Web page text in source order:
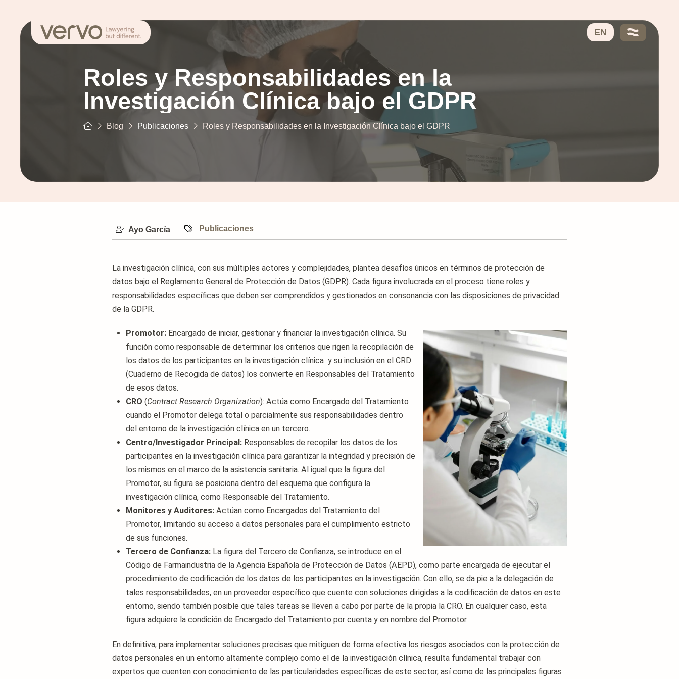
EN
Ayo García
Colaboradores
Servicios
Contacto
Roles y Responsabilidades en la
Investigación Clínica bajo el GDPR
Blog Publicaciones Roles y Responsabilidades en la Investigación Clínica bajo el GDPR
Ayo García Publicaciones
La investigación clínica, con sus múltiples actores y complejidades, plantea desafíos únicos en términos de protección de
datos bajo el Reglamento General de Protección de Datos (GDPR). Cada figura involucrada en el proceso tiene roles y
responsabilidades específicas que deben ser comprendidos y gestionados en consonancia con las disposiciones de privacidad
de la GDPR.
Promotor: Encargado de iniciar, gestionar y financiar la investigación clínica. Su
función como responsable de determinar los criterios que rigen la recopilación de
los datos de los participantes en la investigación clínica y su inclusión en el CRD
(Cuaderno de Recogida de datos) los convierte en Responsables del Tratamiento
de esos datos.
CRO (Contract Research Organization): Actúa como Encargado del Tratamiento
cuando el Promotor delega total o parcialmente sus responsabilidades dentro
del entorno de la investigación clínica en un tercero.
Centro/Investigador Principal:Responsables de recopilar los datos de los
participantes en la investigación clínica para garantizar la integridad y precisión de
los mismos en el marco de la asistencia sanitaria. Al igual que la figura del
Promotor, su figura se posiciona dentro del esquema que configura la
investigación clínica, como Responsable del Tratamiento.
Monitores y Auditores: Actúan como Encargados del Tratamiento del
Promotor, limitando su acceso a datos personales para el cumplimiento estricto
de sus funciones.
Tercero de Confianza:La figura del Tercero de Confianza, se introduce en el
Código de Farmaindustria de la Agencia Española de Protección de Datos (AEPD), como parte encargada de ejecutar el
procedimiento de codificación de los datos de los participantes en la investigación. Con ello, se da pie a la delegación de
tales responsabilidades, en un proveedor específico que cuente con soluciones dirigidas a la codificación de datos en este
entorno, siendo también posible que tales tareas se lleven a cabo por parte de la propia la CRO. En cualquier caso, esta
figura adquiere la condición de Encargado del Tratamiento por cuenta y en nombre del Promotor.
En definitiva, para implementar soluciones precisas que mitiguen de forma efectiva los riesgos asociados con la protección de
datos personales en un entorno altamente complejo como el de la investigación clínica, resulta fundamental trabajar con
expertos que cuenten con conocimiento de las particularidades específicas de este sector, así como de las principales figuras